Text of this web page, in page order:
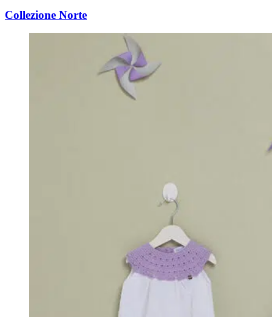
Collezione Norte